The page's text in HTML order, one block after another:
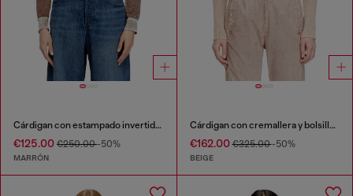
Cárdigan con estampado invertido desvanecido
€125.00 €250.00-50%
MARRÓN
Cárdigan con cremallera y bolsillos cargo de denim
€162.00€325.00-50%
BEIGE